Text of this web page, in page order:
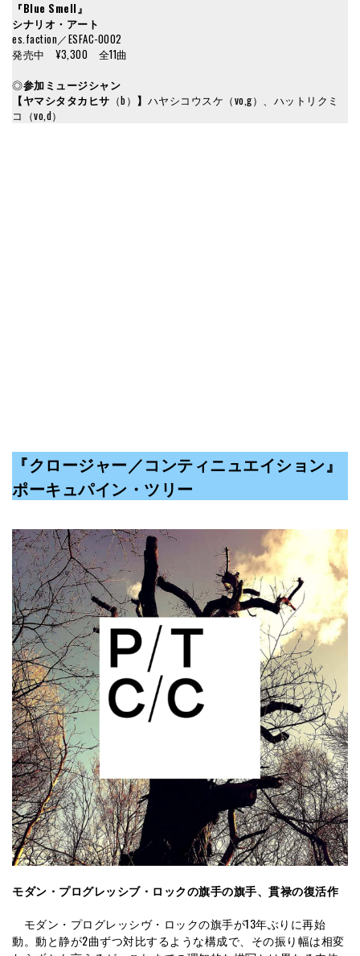
『Blue Smell 』
シナリオ・アート
es.faction／ESFAC-0002
発売中 ¥3,300 全11曲
◎参加ミュージシャン
【ヤマシタタカヒサ （b） 】 ハヤシコウスケ（vo,g）、ハットリクミ
コ（vo,d）
『クロージャー／コンティニュエイション』
ポーキュパイン・ツリー
モダン・プログレッシブ・ロックの旗手の旗手、貫禄の復活作
モダン・プログレッシヴ・ロックの旗手が13年ぶりに再始
動。動と静が2曲ずつ対比するような構成で、その振り幅は相変